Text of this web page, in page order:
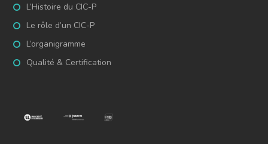
L’Histoire du CIC-P
Le rôle d’un CIC-P
L’organigramme
Qualité & Certification